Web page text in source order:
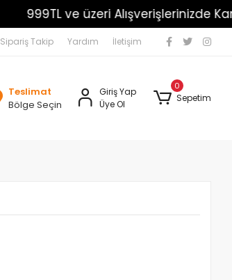
999TL ve üzeri Alışverişlerinizde
Sipariş Takip Yardım İletişim
Teslimat
Bölge Seçin
Giriş Yap
Üye Ol
0
Sepetim